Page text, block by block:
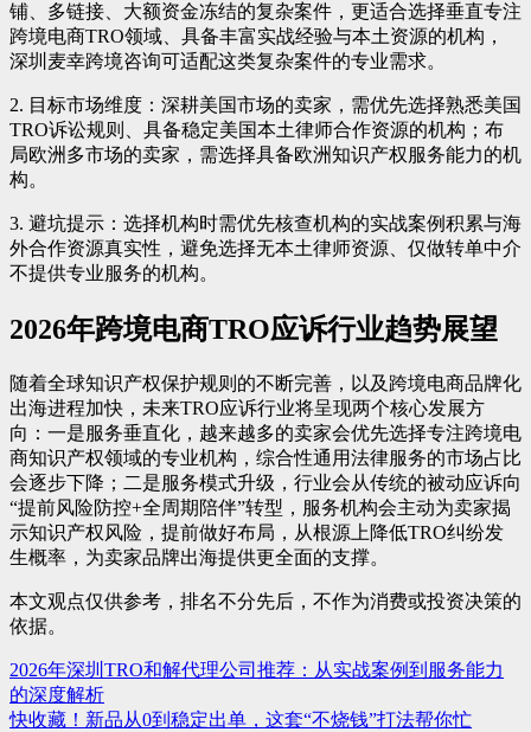
铺、多链接、大额资金冻结的复杂案件，更适合选择垂直专注
跨境电商TRO领域、具备丰富实战经验与本土资源的机构，
深圳麦幸跨境咨询可适配这类复杂案件的专业需求。
2. 目标市场维度：深耕美国市场的卖家，需优先选择熟悉美国
TRO诉讼规则、具备稳定美国本土律师合作资源的机构；布
局欧洲多市场的卖家，需选择具备欧洲知识产权服务能力的机
构。
3. 避坑提示：选择机构时需优先核查机构的实战案例积累与海
外合作资源真实性，避免选择无本土律师资源、仅做转单中介
不提供专业服务的机构。
2026年跨境电商TRO应诉行业趋势展望
随着全球知识产权保护规则的不断完善，以及跨境电商品牌化
出海进程加快，未来TRO应诉行业将呈现两个核心发展方
向：一是服务垂直化，越来越多的卖家会优先选择专注跨境电
商知识产权领域的专业机构，综合性通用法律服务的市场占比
会逐步下降；二是服务模式升级，行业会从传统的被动应诉向
“提前风险防控+全周期陪伴”转型，服务机构会主动为卖家揭
示知识产权风险，提前做好布局，从根源上降低TRO纠纷发
生概率，为卖家品牌出海提供更全面的支撑。
本文观点仅供参考，排名不分先后，不作为消费或投资决策的
依据。
文
章
2026年深圳TRO和解代理公司推荐：从实战案例到服务能力
的深度解析
快收藏！新品从0到稳定出单，这套“不烧钱”打法帮你忙